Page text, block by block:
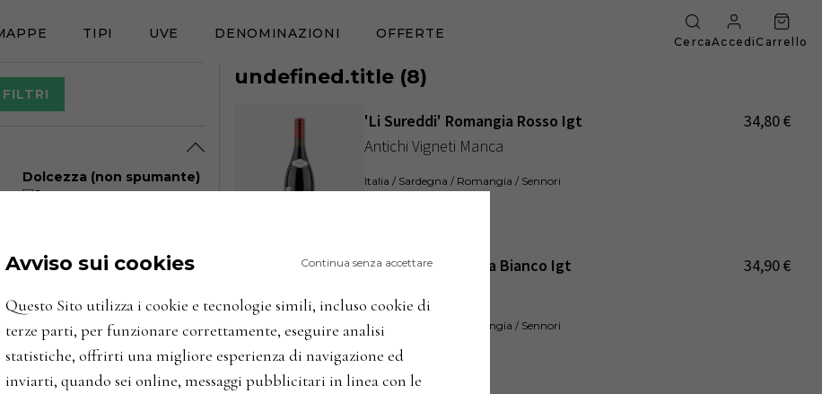
TIPI UVE DENOMINAZIONI OFFERTE
CercaAccedi Carrello
Dolcezza (non spumante)
Secco
undefined.title (8)
'Li Sureddi' Romangia Rosso Igt 34,80€
Antichi Vigneti Manca
Italia / Sardegna / Romangia / Sennori
'Dettori' Romangia Bianco Igt 34,90€
Italia / Sardegna / Romangia / Sennori
ANNATE
Avviso sui cookies Continua senza accettare
Questo Sito utilizza i cookie e tecnologie simili, incluso cookie di
terze parti, per funzionare correttamente, eseguire analisi
statistiche, offrirti una migliore esperienza di navigazione ed
inviarti, quando sei online, messaggi pubblicitari in linea con le